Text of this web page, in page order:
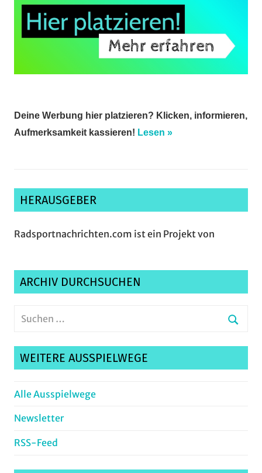
Deine Werbung hier platzieren? Klicken, informieren,
Aufmerksamkeit kassieren! Lesen »
HERAUSGEBER
Radsportnachrichten.com ist ein Projekt von
ARCHIV DURCHSUCHEN
Suchen
WEITERE AUSSPIELWEGE
Alle Ausspielwege
Newsletter
RSS-Feed